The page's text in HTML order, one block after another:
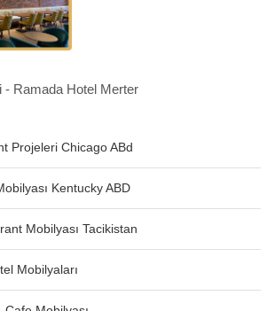
Projeleri Chicago ABd
Kentucky ABD
Mobilyası Tacikistan
Mobilyaları
- Ramada Hotel Merter